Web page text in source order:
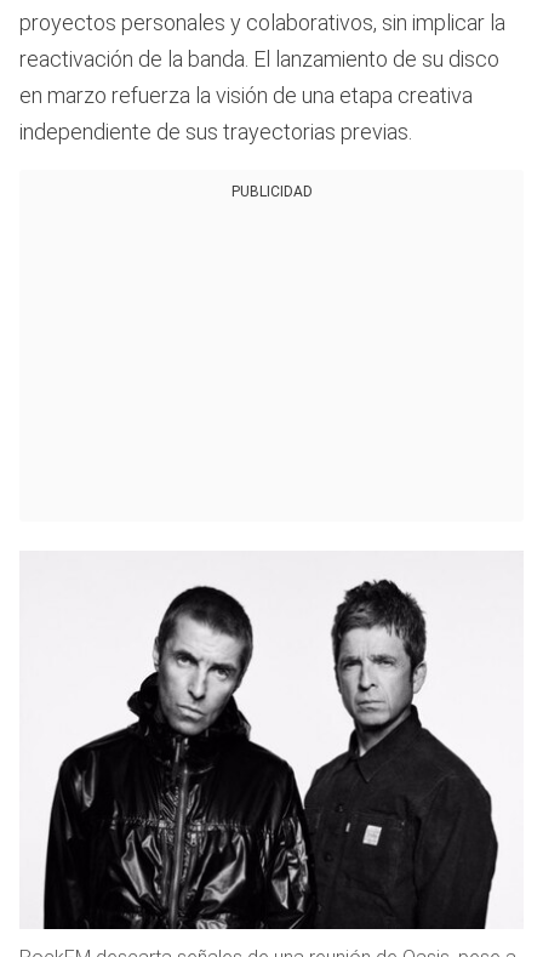
proyectos personales y colaborativos, sin implicar la
reactivación de la banda. El lanzamiento de su disco
en marzo refuerza la visión de una etapa creativa
independiente de sus trayectorias previas.
PUBLICIDAD